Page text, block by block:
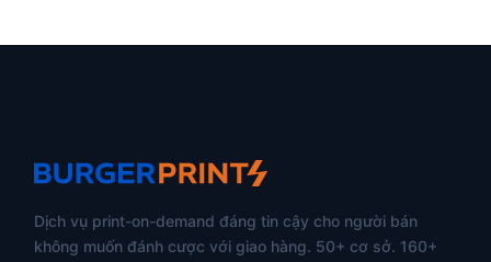
Dịch vụ print-on-demand đáng tin cậy cho người bán
không muốn đánh cược với giao hàng. 50+ cơ sở. 160+